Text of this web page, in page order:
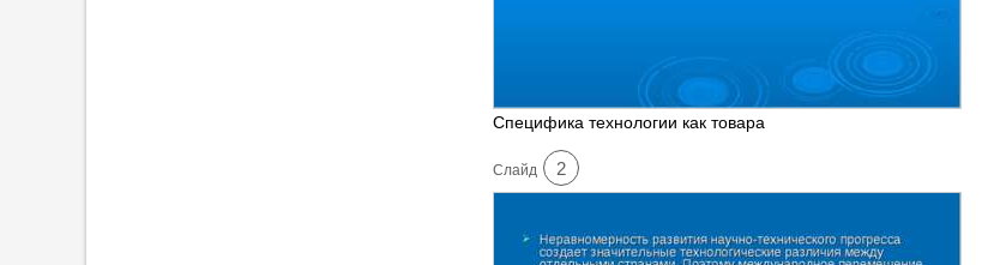
Специфика технологии как товара
Cлайд 2